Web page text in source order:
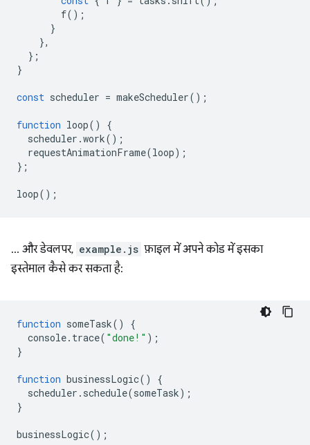
f();
}
},
};
}
const scheduler = makeScheduler();
function loop()
{
scheduler .work();
requestAnimationFrame(loop);
};
loop();
… और डेवलपर, example.js फ़ाइल में अपने कोड में इसका
इस्तेमाल कैसे कर सकता है:
function someTask()
{
console. trace( "done!" );
}
function businessLogic()
{
scheduler . schedule(someTask);
}
businessLogic();